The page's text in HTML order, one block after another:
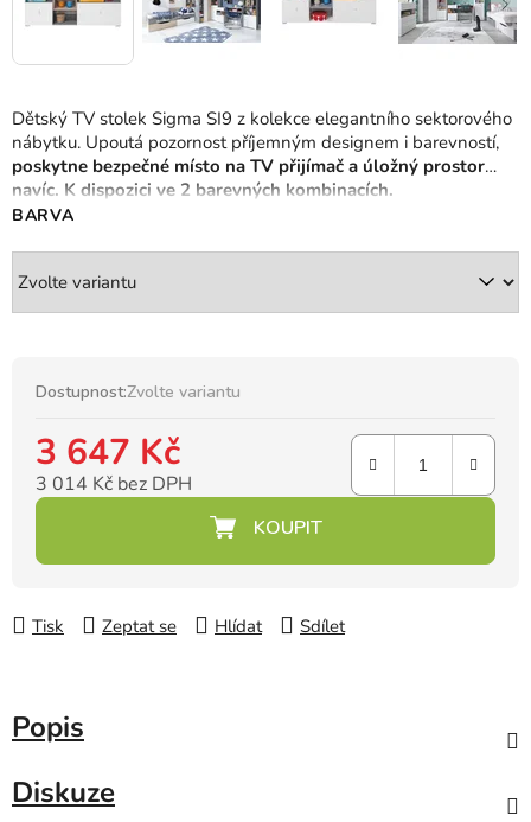
Dětský TV stolek Sigma SI9 z kolekce elegantního sektorového
nábytku. Upoutá pozornost příjemným designem i barevností,
poskytne bezpečné místo na TV přijímač a úložný prostor
navíc. K dispozici ve 2 barevných kombinacích.
BARVA
Dostupnost:Zvolte variantu
3 647 Kč
3 014 Kč bez DPH
Měrná cena:
Tisk Zeptat se Hlídat Sdílet
Popis
Diskuze